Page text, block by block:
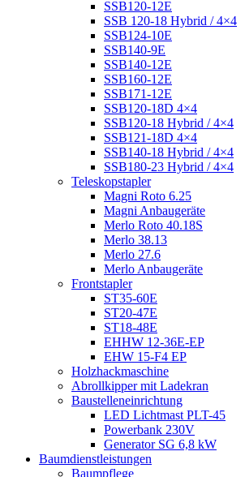
SSB120-12E
SSB 120-18 Hybrid / 4×4
SSB124-10E
SSB140-9E
SSB140-12E
SSB160-12E
SSB171-12E
SSB120-18D 4×4
SSB120-18 Hybrid / 4×4
SSB121-18D 4×4
SSB140-18 Hybrid / 4×4
SSB180-23 Hybrid / 4×4
Teleskopstapler
Magni Roto 6.25
Magni Anbaugeräte
Merlo Roto 40.18S
Merlo 38.13
Merlo 27.6
Merlo Anbaugeräte
Frontstapler
ST35-60E
ST20-47E
ST18-48E
EHHW 12-36E-EP
EHW 15-F4 EP
Holzhackmaschine
Abrollkipper mit Ladekran
Baustelleneinrichtung
LED Lichtmast PLT-45
Powerbank 230V
Generator SG 6,8 kW
Baumdienstleistungen
Baumpflege